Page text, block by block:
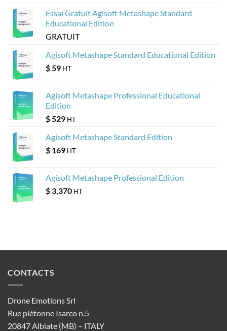
Essai Gratuit Agisoft Metashape Standard
Educational Edition
GRATUIT
Agisoft Metashape Standard Educational Edition
$59 HT
Agisoft Metashape Professional Educational
Edition
$529 HT
Agisoft Metashape Standard Edition
$ 169 HT
Agisoft Metashape Professional Edition
$ 3,370 HT
CONTACTS
Drone Emotions Srl
Rue piétonne Isarco n.5
20847 Albiate (MB) – ITALY